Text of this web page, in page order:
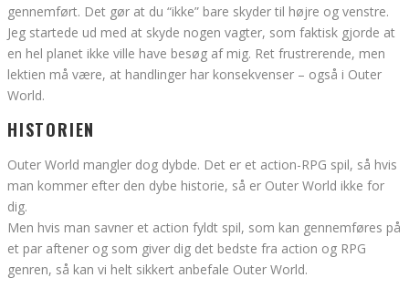
gennemført. Det gør at du “ikke” bare skyder til højre og venstre.
Jeg startede ud med at skyde nogen vagter, som faktisk gjorde at
en hel planet ikke ville have besøg af mig. Ret frustrerende, men
lektien må være, at handlinger har konsekvenser – også i Outer
World.
HISTORIEN
Outer World mangler dog dybde. Det er et action-RPG spil, så hvis
man kommer efter den dybe historie, så er Outer World ikke for
dig.
Men hvis man savner et action fyldt spil, som kan gennemføres på
et par aftener og som giver dig det bedste fra action og RPG
genren, så kan vi helt sikkert anbefale Outer World.